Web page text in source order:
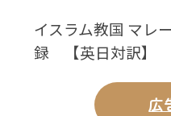
イスラム教国 マレ
録 【英日対訳】
広